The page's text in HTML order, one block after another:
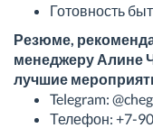
Готовность
Резюме,
менеджеру Алине
лучшие
Telegram:
Телефон: +7-